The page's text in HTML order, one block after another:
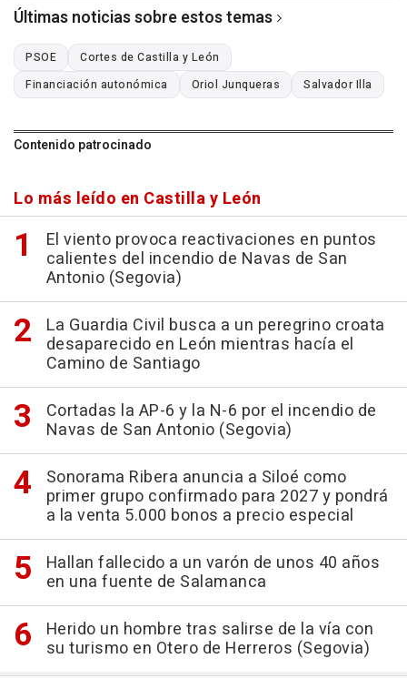
Últimas noticias sobre estos temas
PSOE
Cortes de Castilla y León
Financiación autonómica
Oriol Junqueras Salvador Illa
Contenido patrocinado
Lo más leído en Castilla y León
El viento provoca reactivaciones en puntos
calientes del incendio de Navas de San
Antonio (Segovia)
La Guardia Civil busca a un peregrino croata
desaparecido en León mientras hacía el
Camino de Santiago
Cortadas la AP-6 y la N-6 por el incendio de
Navas de San Antonio (Segovia)
Sonorama Ribera anuncia a Siloé como
primer grupo confirmado para 2027 y pondrá
a la venta 5.000 bonos a precio especial
Hallan fallecido a un varón de unos 40 años
en una fuente de Salamanca
Herido un hombre tras salirse de la vía con
su turismo en Otero de Herreros (Segovia)